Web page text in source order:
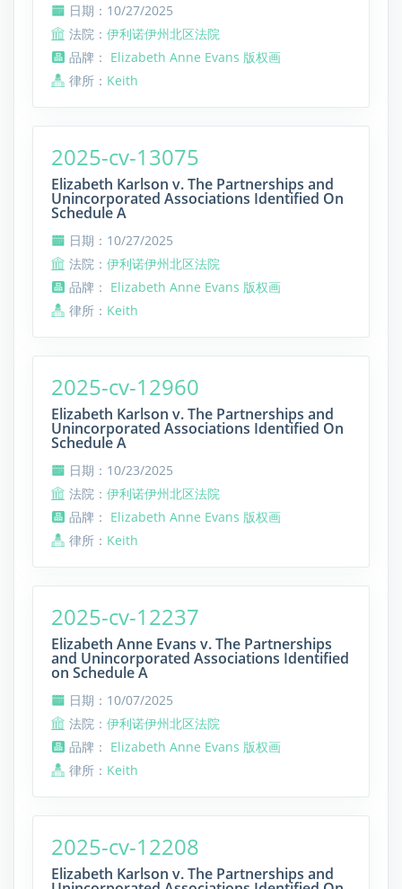
日期：10/27/2025
法院： 伊利诺伊州北区法院
品牌： Elizabeth Anne Evans 版权画
律所： Keith
2025-cv-13075
Elizabeth Karlson v. The Partnerships and
Unincorporated Associations Identified On
Schedule A
日期：10/27/2025
法院： 伊利诺伊州北区法院
品牌： Elizabeth Anne Evans 版权画
律所： Keith
2025-cv-12960
Elizabeth Karlson v. The Partnerships and
Unincorporated Associations Identified On
Schedule A
日期：10/23/2025
法院： 伊利诺伊州北区法院
品牌： Elizabeth Anne Evans 版权画
律所： Keith
2025-cv-12237
Elizabeth Anne Evans v. The Partnerships
and Unincorporated Associations Identified
on Schedule A
日期：10/07/2025
法院： 伊利诺伊州北区法院
品牌： Elizabeth Anne Evans 版权画
律所： Keith
2025-cv-12208
Elizabeth Karlson v. The Partnerships and